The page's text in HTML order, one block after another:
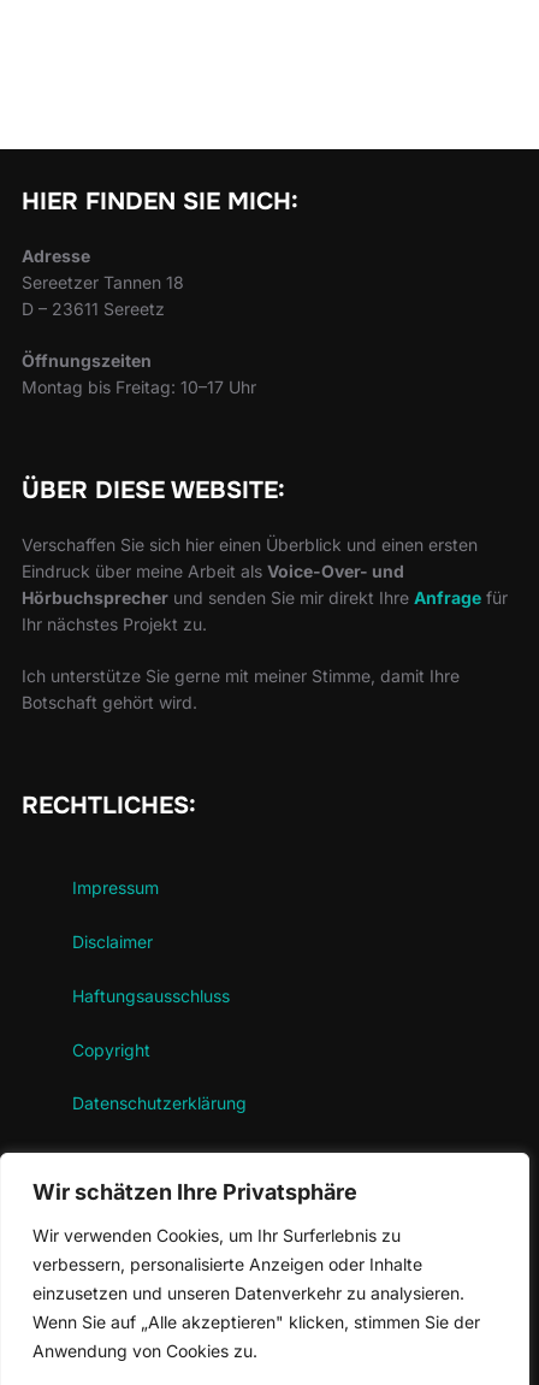
Wir schätzen Ihre Privatsphäre
Wir verwenden Cookies, um Ihr Surferlebnis zu
verbessern, personalisierte Anzeigen oder Inhalte
einzusetzen und unseren Datenverkehr zu analysieren.
Wenn Sie auf „Alle akzeptieren" klicken, stimmen Sie der
Anwendung von Cookies zu.
HIER FINDEN SIE MICH:
Adresse
Sereetzer Tannen 18
D – 23611 Sereetz
Öffnungszeiten
Montag bis Freitag: 10–17 Uhr
ÜBER DIESE WEBSITE:
Verschaffen Sie sich hier einen Überblick und einen ersten
Eindruck über meine Arbeit als Voice-Over- und
Hörbuchsprecherund senden Sie mir direkt Ihre Anfrage für
Ihr nächstes Projekt zu.
Ich unterstütze Sie gerne mit meiner Stimme, damit Ihre
Botschaft gehört wird.
RECHTLICHES:
Impressum
Disclaimer
Haftungsausschluss
Copyright
Datenschutzerklärung
SUCHE
Suchen
nach: